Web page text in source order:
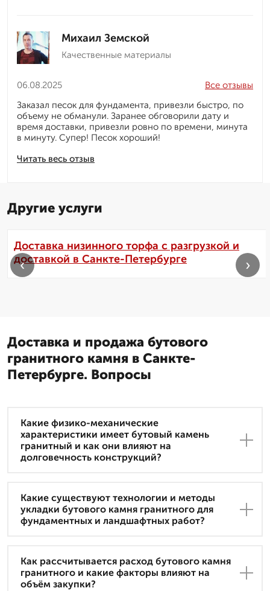
Михаил Земской
Качественные материалы
06.08.2025
Читать весь отзыв
Все отзывы
Заказал песок для фундамента, привезли быстро, по
объему не обманули. Заранее обговорили дату и
время доставки, привезли ровно по времени, минута
в минуту. Супер! Песок хороший!
Другие услуги
Доставка низинного торфа с разгрузкой и
доставкой в Санкте-Петербурге
‹ ›
Доставка и продажа бутового
гранитного камня в Санкте-
Петербурге. Вопросы
Какие физико-механические
характеристики имеет бутовый камень
гранитный и как они влияют на
долговечность конструкций?
Какие существуют технологии и методы
укладки бутового камня гранитного для
фундаментных и ландшафтных работ?
Как рассчитывается расход бутового камня
гранитного и какие факторы влияют на
объём закупки?